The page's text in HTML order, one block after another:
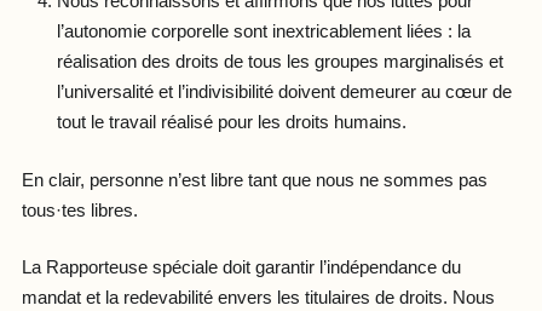
l’autonomie corporelle sont inextricablement liées : la
réalisation des droits de tous les groupes marginalisés et
l’universalité et l’indivisibilité doivent demeurer au cœur de
tout le travail réalisé pour les droits humains.
En clair, personne n’est libre tant que nous ne sommes pas
tous·tes libres.
La Rapporteuse spéciale doit garantir l’indépendance du
mandat et la redevabilité envers les titulaires de droits. Nous